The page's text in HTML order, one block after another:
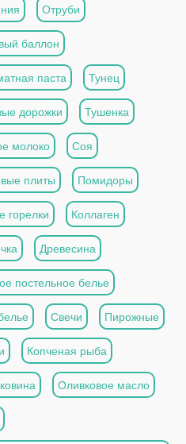
Отруби
баллон
паста Тунец
дорожки Тушенка
молоко Соя
плиты Помидоры
горелки Коллаген
Древесина
постельное белье
Свечи Пирожные
Копченая рыба
Оливковое масло